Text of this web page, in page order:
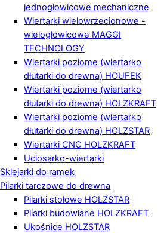
jednogłowicowe mechaniczne
Wiertarki wielowrzecionowe -
wielogłowicowe MAGGI
TECHNOLOGY
Wiertarki poziome (wiertarko
dłutarki do drewna) HOUFEK
Wiertarki poziome (wiertarko
dłutarki do drewna) HOLZKRAFT
Wiertarki poziome (wiertarko
dłutarki do drewna) HOLZSTAR
Wiertarki CNC HOLZKRAFT
Uciosarko-wiertarki
Sklejarki do ramek
Pilarki tarczowe do drewna
Pilarki stołowe HOLZSTAR
Pilarki budowlane HOLZKRAFT
Ukośnice HOLZSTAR